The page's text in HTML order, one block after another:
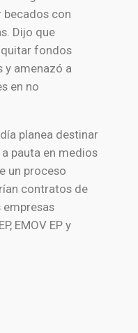
becados con
Dijo que
quitar fondos
y amenazó a
en no
planea destinar
pauta en medios
un proceso
contratos de
EMOV EP y